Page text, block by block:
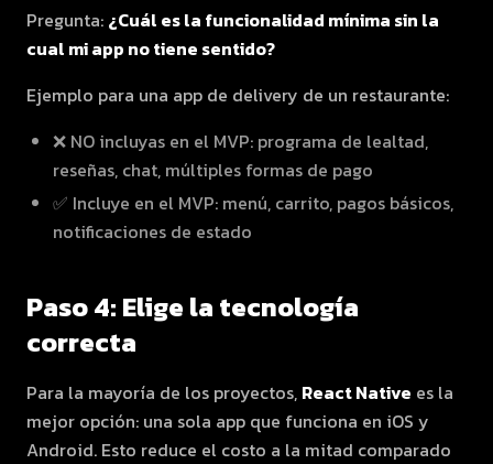
Pregunta: ¿Cuál es la funcionalidad mínima sin la
cual mi app no tiene sentido?
Ejemplo para una app de delivery de un restaurante:
❌ NO incluyas en el MVP: programa de lealtad,
reseñas, chat, múltiples formas de pago
✅ Incluye en el MVP: menú, carrito, pagos básicos,
notificaciones de estado
Paso 4: Elige la tecnología
correcta
Para la mayoría de los proyectos, React Native es la
mejor opción: una sola app que funciona en iOS y
Android. Esto reduce el costo a la mitad comparado